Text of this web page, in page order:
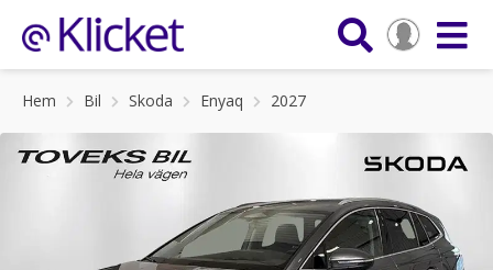
Hem Bil Skoda Enyaq 2027